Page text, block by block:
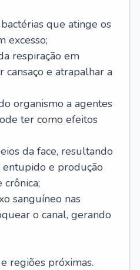
que atinge os
excesso;
respiração em
e atrapalhar a
organismo a agentes
ter como efeitos
da face, resultando
entupido e produção
crônica;
sanguíneo nas
o canal, gerando
regiões próximas.